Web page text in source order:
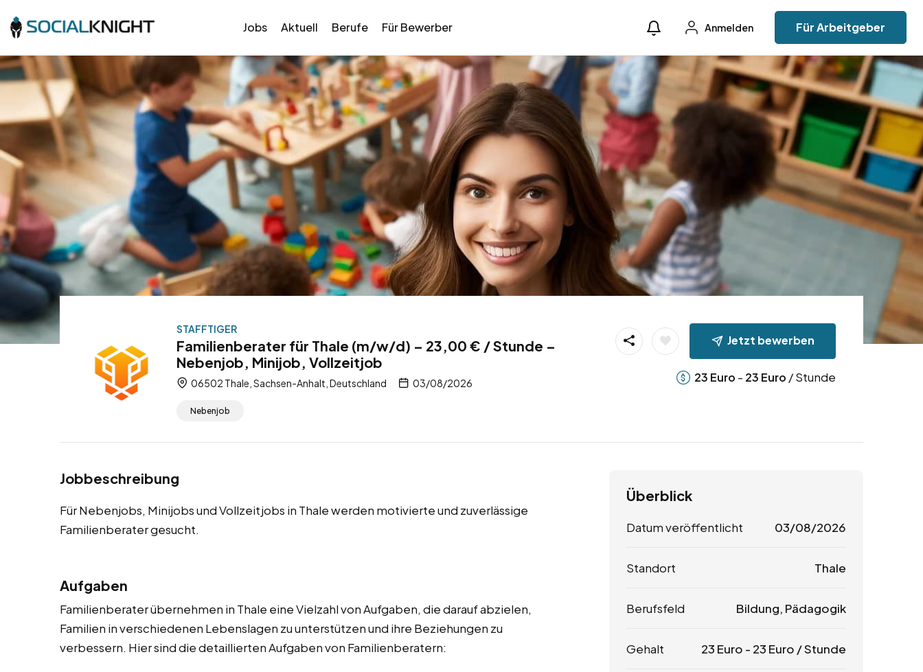
Jobs Aktuell Berufe Für Bewerber Anmelden Für Arbeitgeber
STAFFTIGER
Familienberater für Thale (m/w/d) – 23,00 € / Stunde –
Nebenjob, Minijob, Vollzeitjob
06502 Thale, Sachsen-Anhalt, Deutschland 03/08/2026
Nebenjob
Jetzt bewerben
23 Euro - 23 Euro / Stunde
Jobbeschreibung
Für Nebenjobs, Minijobs und Vollzeitjobs in Thale werden motivierte und zuverlässige
Familienberater gesucht.
Aufgaben
Familienberater übernehmen in Thale eine Vielzahl von Aufgaben, die darauf abzielen,
Familien in verschiedenen Lebenslagen zu unterstützen und ihre Beziehungen zu
verbessern. Hier sind die detaillierten Aufgaben von Familienberatern:
Überblick
Datum veröffentlicht 03/08/2026
Standort Thale
Berufsfeld Bildung, Pädagogik
Gehalt 23 Euro - 23 Euro / Stunde